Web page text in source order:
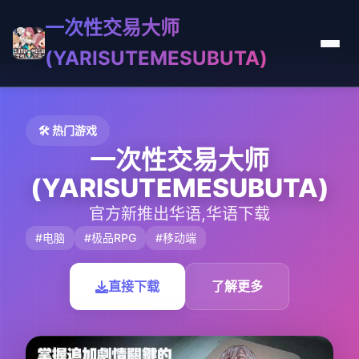
一次性交易大师
(YARISUTEMESUBUTA)
🛠️ 热门游戏
一次性交易大师
(YARISUTEMESUBUTA)
官方新推出华语,华语下载
#电脑 #极品RPG #移动端
直接下载 了解更多